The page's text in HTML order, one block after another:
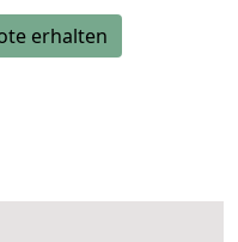
erhalten